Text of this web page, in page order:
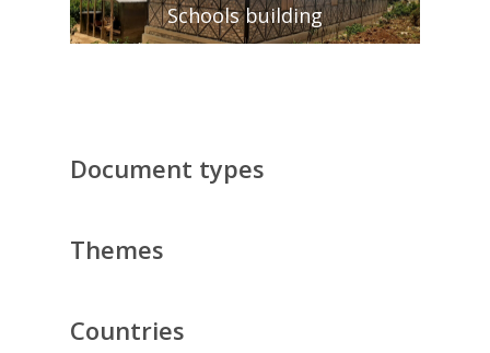
Schools building
Document types
Themes
Countries